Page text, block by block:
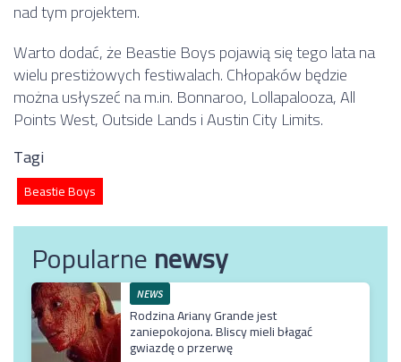
nad tym projektem.
Warto dodać, że Beastie Boys pojawią się tego lata na
wielu prestiżowych festiwalach. Chłopaków będzie
można usłyszeć na m.in. Bonnaroo, Lollapalooza, All
Points West, Outside Lands i Austin City Limits.
Tagi
Beastie Boys
Popularnenewsy
NEWS
Rodzina Ariany Grande jest
zaniepokojona. Bliscy mieli błagać
gwiazdę o przerwę